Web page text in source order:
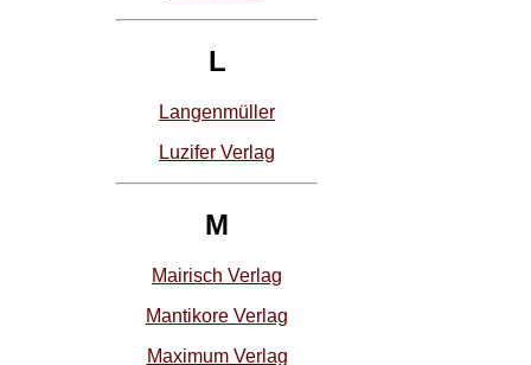
L
Langenmüller
Luzifer Verlag
M
Mairisch Verlag
Mantikore Verlag
Maximum Verlag